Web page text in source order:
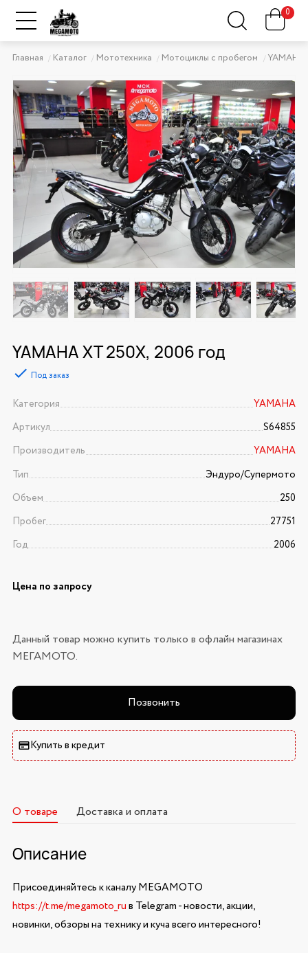
0
Главная Каталог Мототехника Мотоциклы с пробегом YAMAHA
YAMAHA XT 250X, 2006 год
Под заказ
Категория
YAMAHA
Артикул
S64855
Производитель
YAMAHA
Тип
Эндуро/Супермото
Объем
250
Пробег
27751
Год
2006
Цена по запросу
Данный товар можно купить только в офлайн магазинах
МЕГАМОТО.
Позвонить
Купить в кредит
О товаре Доставка и оплата
Описание
Присоединяйтесь к каналу MEGAMOTO
https://t.me/megamoto_ruв Telegram - новости, акции,
новинки, обзоры на технику и куча всего интересного!